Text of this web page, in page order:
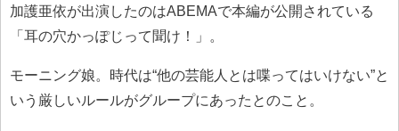
加護亜依が出演したのはABEMAで本編が公開されている
「耳の穴かっぽじって聞け！」。
モーニング娘。時代は“他の芸能人とは喋ってはいけない”と
いう厳しいルールがグループにあったとのこと。